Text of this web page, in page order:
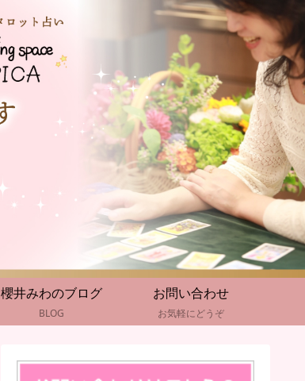
櫻井みわのブログ
BLOG
お問い合わせ
お気軽にどうぞ